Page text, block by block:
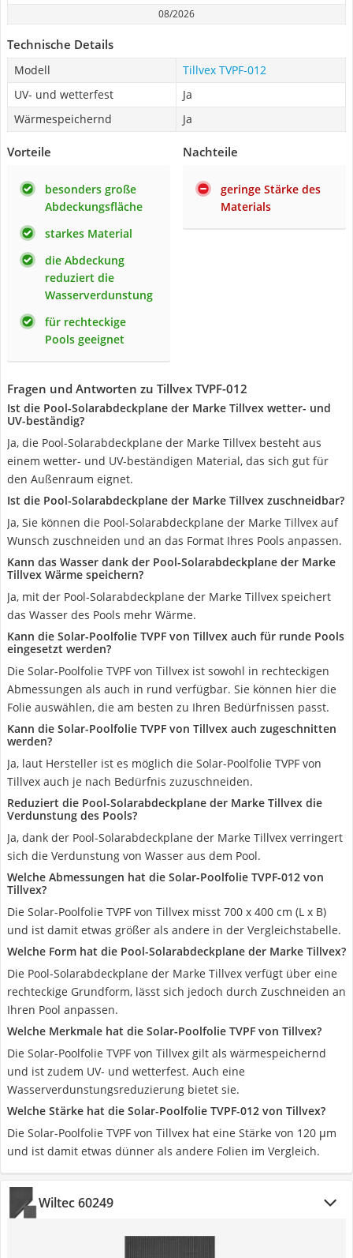
08/2026
Technische Details
Modell
Tillvex TVPF-012
UV- und wetterfest
Ja
Wärmespeichernd
Ja
Vorteile
besonders große
Abdeckungsfläche
starkes Material
die Abdeckung
reduziert die
Wasserverdunstung
für rechteckige
Pools geeignet
Nachteile
geringe Stärke des
Materials
Fragen und Antworten zu Tillvex TVPF-012
Ist die Pool-Solarabdeckplane der Marke Tillvex wetter- und
UV-beständig?
Ja, die Pool-Solarabdeckplane der Marke Tillvex besteht aus
einem wetter- und UV-beständigen Material, das sich gut für
den Außenraum eignet.
Ist die Pool-Solarabdeckplane der Marke Tillvex zuschneidbar?
Ja, Sie können die Pool-Solarabdeckplane der Marke Tillvex auf
Wunsch zuschneiden und an das Format Ihres Pools anpassen.
Kann das Wasser dank der Pool-Solarabdeckplane der Marke
Tillvex Wärme speichern?
Ja, mit der Pool-Solarabdeckplane der Marke Tillvex speichert
das Wasser des Pools mehr Wärme.
Kann die Solar-Poolfolie TVPF von Tillvex auch für runde Pools
eingesetzt werden?
Die Solar-Poolfolie TVPF von Tillvex ist sowohl in rechteckigen
Abmessungen als auch in rund verfügbar. Sie können hier die
Folie auswählen, die am besten zu Ihren Bedürfnissen passt.
Kann die Solar-Poolfolie TVPF von Tillvex auch zugeschnitten
werden?
Ja, laut Hersteller ist es möglich die Solar-Poolfolie TVPF von
Tillvex auch je nach Bedürfnis zuzuschneiden.
Reduziert die Pool-Solarabdeckplane der Marke Tillvex die
Verdunstung des Pools?
Ja, dank der Pool-Solarabdeckplane der Marke Tillvex verringert
sich die Verdunstung von Wasser aus dem Pool.
Welche Abmessungen hat die Solar-Poolfolie TVPF-012 von
Tillvex?
Die Solar-Poolfolie TVPF von Tillvex misst 700 x 400 cm (L x B)
und ist damit etwas größer als andere in der Vergleichstabelle.
Welche Form hat die Pool-Solarabdeckplane der Marke Tillvex?
Die Pool-Solarabdeckplane der Marke Tillvex verfügt über eine
rechteckige Grundform, lässt sich jedoch durch Zuschneiden an
Ihren Pool anpassen.
Welche Merkmale hat die Solar-Poolfolie TVPF von Tillvex?
Die Solar-Poolfolie TVPF von Tillvex gilt als wärmespeichernd
und ist zudem UV- und wetterfest. Auch eine
Wasserverdunstungsreduzierung bietet sie.
Welche Stärke hat die Solar-Poolfolie TVPF-012 von Tillvex?
Die Solar-Poolfolie TVPF von Tillvex hat eine Stärke von 120 μm
und ist damit etwas dünner als andere Folien im Vergleich.
Wiltec 60249